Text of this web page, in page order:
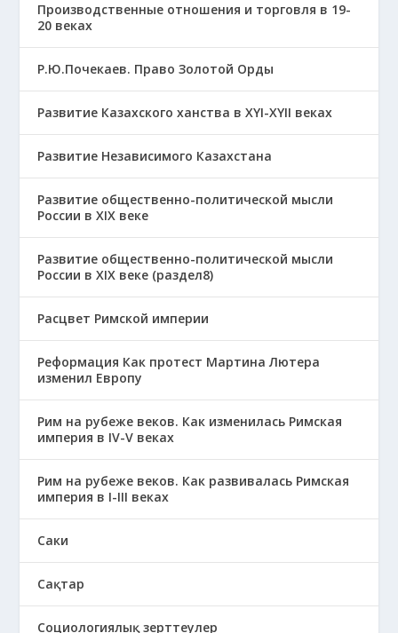
Производственные отношения и торговля в 19-
20 веках
Р.Ю.Почекаев. Право Золотой Орды
Развитие Казахского ханства в ХҮІ-ХҮІІ веках
Развитие Независимого Казахстана
Развитие общественно-политической мысли
России в XIX веке
Развитие общественно-политической мысли
России в XIX веке (раздел8)
Расцвет Римской империи
Реформация Как протест Мартина Лютера
изменил Европу
Рим на рубеже веков. Как изменилась Римская
империя в IV-V веках
Рим на рубеже веков. Как развивалась Римская
империя в І-ІІІ веках
Саки
Сақтар
Социологиялық зерттеулер